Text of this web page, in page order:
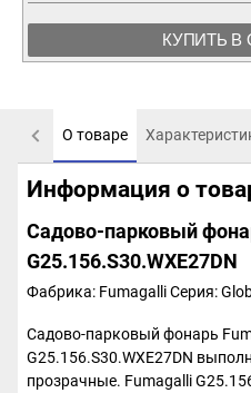
КУПИТЬ В
О товаре
Информация о
Садово-парковый
G25.156.S30.WXE27DN
Фабрика: FumagalliСерия:
Садово-парковый фонарь
G25.156.S30.WXE27DN
прозрачные. Fumagalli